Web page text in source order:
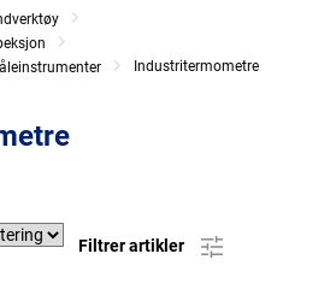
Industritermometre
Filtrer artikler